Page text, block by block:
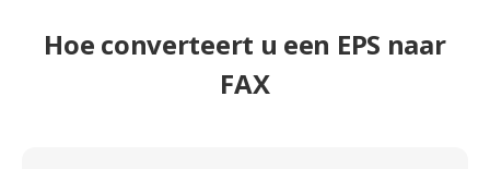
Hoe converteert u een EPS naar
FAX